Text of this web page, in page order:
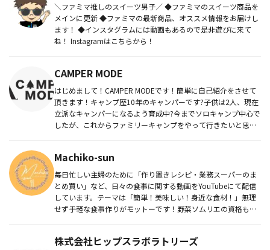
＼ファミマ推しのスイーツ男子／ ◆ファミマのスイーツ商品を
メインに更新 ◆ファミマの最新商品、オススメ情報をお届けし
ます！ ◆インスタグラムには動画もあるので是非遊びに来て
ね！ Instagramはこちらから！
CAMPER MODE
はじめまして！CAMPER MODEです！簡単に自己紹介をさせて
頂きます！キャンプ歴10年のキャンパーです?子供は2人、現在
立派なキャンパーになるよう育成中?今までソロキャンプ中心で
したが、これからファミリーキャンプをやって行きたいと思っ
Machiko-sun
毎日忙しい主婦のために「作り置きレシピ・業務スーパーのま
とめ買い」など、日々の食事に関する動画をYouTubeにて配信
しています。テーマは「簡単！美味しい！身近な食材！」無理
せず手軽な食事作りがモットーです！野菜ソムリエの資格も取
株式会社ヒップスラボラトリーズ